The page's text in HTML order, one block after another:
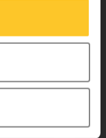
vouwstep en de
veel aandacht en
getest op
te vervangen. Je